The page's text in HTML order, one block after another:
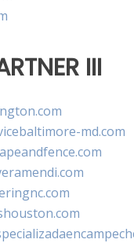
III
md.com